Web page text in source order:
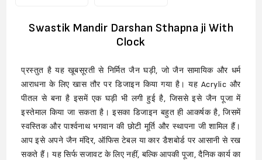
Swastik Mandir Darshan Sthapna ji With
Clock
प्रस्तुत है यह खूबसूरती से निर्मित जैन घड़ी, जो जैन सामायिक और धर्म
आराधना के लिए खास तौर पर डिजाइन किया गया है। यह Acrylic और
पीतल से बना है इसमें एक घड़ी भी लगी हुई है, जिससे इसे जैन पूजा में
इस्तेमाल किया जा सकता है। इसका डिजाइन बहुत ही आकर्षक है, जिसमें
स्वस्तिक और पार्श्वनाथ भगवान की छोटी मूर्ति और स्थापना जी शामिल हैं।
आप इसे अपने जैन मंदिर, ऑफिस टेबल या कार डैशबोर्ड पर आसानी से रख
सकते हैं। यह सिर्फ सजावट के लिए नहीं, बल्कि आपकी पूजा, दैनिक कार्य का